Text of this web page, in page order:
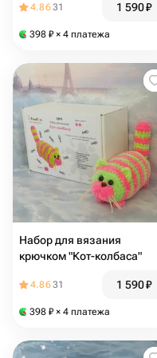
4.8631 1 590₽
398 ₽ × 4 платежа
Набор для вязания
крючком "Кот-колбаса"
4.8631 1 590₽
398 ₽ × 4 платежа